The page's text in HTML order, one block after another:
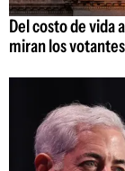
Del costo de vida
miran los